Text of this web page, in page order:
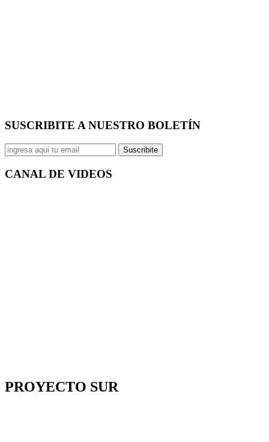
SUSCRIBITE A NUESTRO BOLETÍN
Suscribite
CANAL DE VIDEOS
PROYECTO SUR